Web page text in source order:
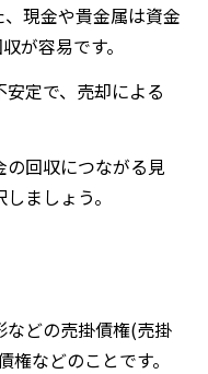
現金や貴金属は資金
が容易です。
定で、売却による
回収につながる見
ましょう。
どの売掛債権(売掛
などのことです。